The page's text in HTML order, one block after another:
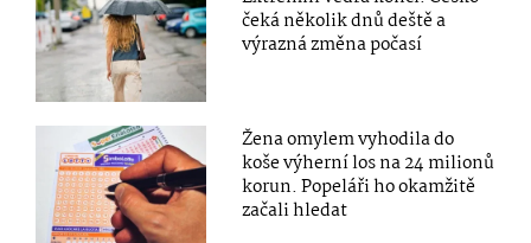
čeká několik dnů deště a
výrazná změna počasí
Žena omylem vyhodila do
koše výherní los na 24 milionů
korun. Popeláři ho okamžitě
začali hledat